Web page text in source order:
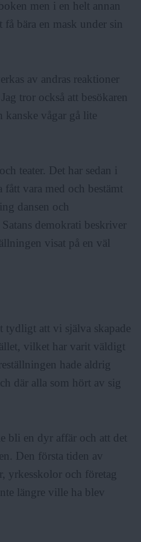
men i en helt annan
bära en mask under sin
av andras reaktioner
tror också att besökaren
kanske vågar gå lite
teater. Det har sedan i
vara med och bestämt
dansen och
demokrati beskriver
visat på en väl
tydligt att vi själva skapade
vilket har varit väldigt
hade aldrig
där alla som hört av sig
bli en dyr affär och att det
Den första tiden av
yrkesskolor och företag
längre ville ha blev